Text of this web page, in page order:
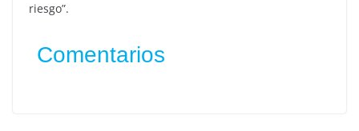
riesgo”.
Comentarios